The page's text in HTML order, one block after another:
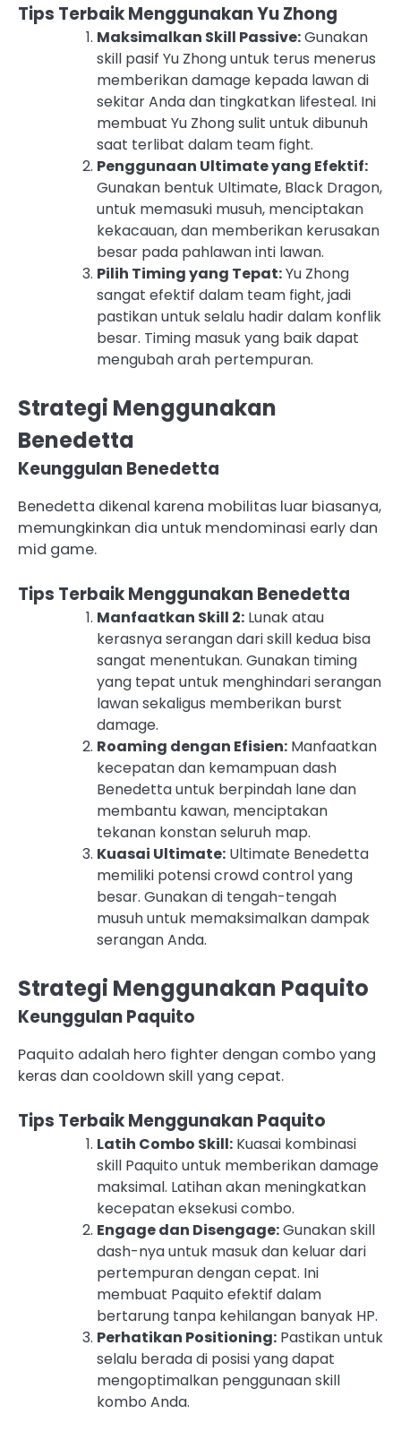
Tips Terbaik Menggunakan Yu Zhong
Maksimalkan Skill Passive:Gunakan
skill pasif Yu Zhong untuk terus menerus
memberikan damage kepada lawan di
sekitar Anda dan tingkatkan lifesteal. Ini
membuat Yu Zhong sulit untuk dibunuh
saat terlibat dalam team fight.
Penggunaan Ultimate yang Efektif:
Gunakan bentuk Ultimate, Black Dragon,
untuk memasuki musuh, menciptakan
kekacauan, dan memberikan kerusakan
besar pada pahlawan inti lawan.
Pilih Timing yang Tepat:Yu Zhong
sangat efektif dalam team fight, jadi
pastikan untuk selalu hadir dalam konflik
besar. Timing masuk yang baik dapat
mengubah arah pertempuran.
Strategi Menggunakan
Benedetta
Keunggulan Benedetta
Benedetta dikenal karena mobilitas luar biasanya,
memungkinkan dia untuk mendominasi early dan
mid game.
Tips Terbaik Menggunakan Benedetta
Manfaatkan Skill 2: Lunak atau
kerasnya serangan dari skill kedua bisa
sangat menentukan. Gunakan timing
yang tepat untuk menghindari serangan
lawan sekaligus memberikan burst
damage.
Roaming dengan Efisien: Manfaatkan
kecepatan dan kemampuan dash
Benedetta untuk berpindah lane dan
membantu kawan, menciptakan
tekanan konstan seluruh map.
Kuasai Ultimate: Ultimate Benedetta
memiliki potensi crowd control yang
besar. Gunakan di tengah-tengah
musuh untuk memaksimalkan dampak
serangan Anda.
Strategi Menggunakan Paquito
Keunggulan Paquito
Paquito adalah hero fighter dengan combo yang
keras dan cooldown skill yang cepat.
Tips Terbaik Menggunakan Paquito
Latih Combo Skill: Kuasai kombinasi
skill Paquito untuk memberikan damage
maksimal. Latihan akan meningkatkan
kecepatan eksekusi combo.
Engage dan Disengage:Gunakan skill
dash-nya untuk masuk dan keluar dari
pertempuran dengan cepat. Ini
membuat Paquito efektif dalam
bertarung tanpa kehilangan banyak HP.
Perhatikan Positioning: Pastikan untuk
selalu berada di posisi yang dapat
mengoptimalkan penggunaan skill
kombo Anda.